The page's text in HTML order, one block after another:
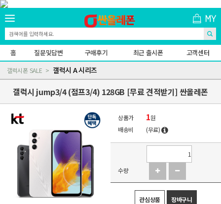
홈 질문및답변 구매후기 최근 출시폰 고객센터
갤럭시폰 SALE 갤럭시 A 시리즈
갤럭시 jump3/4 (점프3/4) 128GB [무료 견적받기] 싼올레폰
상품가 1원
배송비
(무료)
수량
관심상품 장바구니